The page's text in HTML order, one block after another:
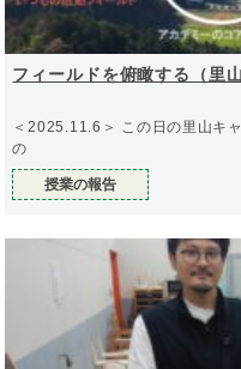
フィールドを俯瞰する（里
＜2025.11.6＞ この日の里山キ
の
授業の報告